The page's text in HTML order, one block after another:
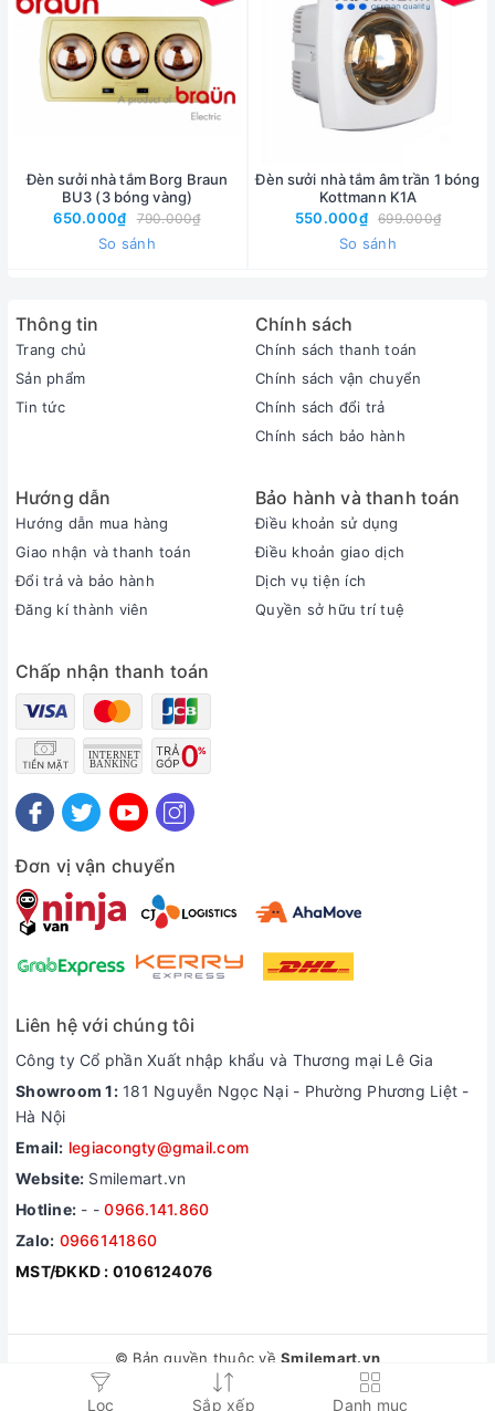
Đèn sưởi nhà tắm Borg Braun
BU3 (3 bóng vàng)
650.000₫
790.000₫
So sánh
Đèn sưởi nhà tắm âm trần 1 bóng
Kottmann K1A
550.000₫
699.000₫
So sánh
Lọc Sắp xếp Danh mục
Thông tin
Trang chủ
Sản phẩm
Tin tức
Chính sách
Chính sách thanh toán
Chính sách vận chuyển
Chính sách đổi trả
Chính sách bảo hành
Hướng dẫn
Hướng dẫn mua hàng
Giao nhận và thanh toán
Đổi trả và bảo hành
Đăng kí thành viên
Bảo hành và thanh toán
Điều khoản sử dụng
Điều khoản giao dịch
Dịch vụ tiện ích
Quyền sở hữu trí tuệ
Chấp nhận thanh toán
Đơn vị vận chuyển
Liên hệ với chúng tôi
Công ty Cổ phần Xuất nhập khẩu và Thương mại Lê Gia
Showroom 1:181 Nguyễn Ngọc Nại - Phường Phương Liệt -
Hà Nội
Email: legiacongty@gmail.com
Website: Smilemart.vn
Hotline: - -0966.141.860
Zalo: 0966141860
MST/ĐKKD : 0106124076
© Bản quyền thuộc vềSmilemart.vn
Thiết kế website bán hàng
bởi Sapo